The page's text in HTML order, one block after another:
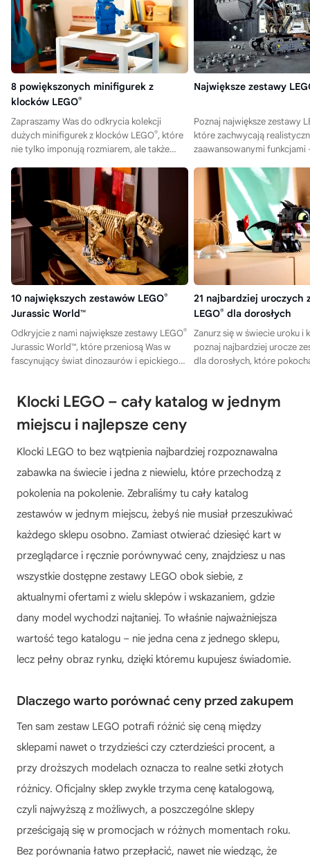
8 powiększonych minifigurek z
klocków LEGO®
Zapraszamy Was do odkrycia kolekcji
dużych minifigurek z klocków LEGO®, które
nie tylko imponują rozmiarem, ale także
Największe zestawy
Poznaj największe zestawy
które zachwycają
zaawansowanymi funkcjami
model!
10 największych zestawów LEGO®
Jurassic World™
Odkryjcie z nami największe zestawy LEGO®
Jurassic World™, które przeniosą Was w
fascynujący świat dinozaurów i epickiego
21 najbardziej uroczych
LEGO® dla dorosłych
Zanurz się w świecie uroku
poznaj najbardziej urocze
dla dorosłych, które
Klocki LEGO – cały katalog w jednym
miejscu i najlepsze ceny
Klocki LEGO to bez wątpienia najbardziej rozpoznawalna
zabawka na świecie i jedna z niewielu, które przechodzą z
pokolenia na pokolenie. Zebraliśmy tu cały katalog
zestawów w jednym miejscu, żebyś nie musiał przeszukiwać
każdego sklepu osobno. Zamiast otwierać dziesięć kart w
przeglądarce i ręcznie porównywać ceny, znajdziesz u nas
wszystkie dostępne zestawy LEGO obok siebie, z
aktualnymi ofertami z wielu sklepów i wskazaniem, gdzie
dany model wychodzi najtaniej. To właśnie najważniejsza
wartość tego katalogu – nie jedna cena z jednego sklepu,
lecz pełny obraz rynku, dzięki któremu kupujesz świadomie.
Dlaczego warto porównać ceny przed zakupem
Ten sam zestaw LEGO potrafi różnić się ceną między
sklepami nawet o trzydzieści czy czterdzieści procent, a
przy droższych modelach oznacza to realne setki złotych
różnicy. Oficjalny sklep zwykle trzyma cenę katalogową,
czyli najwyższą z możliwych, a poszczególne sklepy
prześcigają się w promocjach w różnych momentach roku.
Bez porównania łatwo przepłacić, nawet nie wiedząc, że